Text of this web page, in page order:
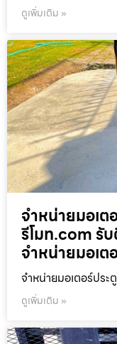
ดูเพิ่มเติม »
จำหน่ายมอเต
รีโมท.com รั
จำหน่ายมอเต
จำหน่ายมอเตอร์ประ
ดูเพิ่มเติม »